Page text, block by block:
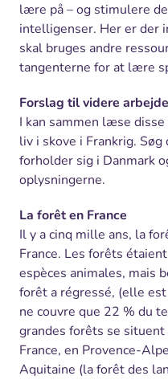
lære på – og stimulere
intelligenser. Her er der
skal bruges andre
tangenterne for at lære
Forslag til videre
I kan sammen læse
liv i skove i Frankrig.
forholder sig i Danmark
oplysningerne.
La forêt en France
Il y a cinq mille ans, la
France. Les forêts
espèces animales, mais
forêt a régressé, (elle
ne couvre que 22 % du
grandes forêts se
France, en Provence-
Aquitaine (la forêt des